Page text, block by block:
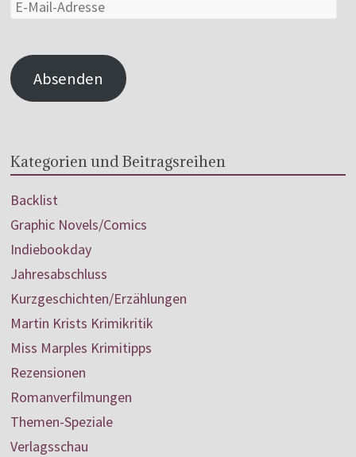
Absenden
Kategorien und Beitragsreihen
Backlist
Graphic Novels/Comics
Indiebookday
Jahresabschluss
Kurzgeschichten/Erzählungen
Martin Krists Krimikritik
Miss Marples Krimitipps
Rezensionen
Romanverfilmungen
Themen-Speziale
Verlagsschau